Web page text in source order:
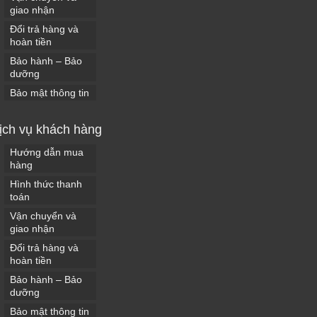
giao nhận
Đổi trả hàng và
hoàn tiền
Bảo hành – Bảo
dưỡng
Bảo mật thông tin
vụ khách hàng
Hướng dẫn mua
hàng
Hình thức thanh
toán
Vận chuyển và
giao nhận
Đổi trả hàng và
hoàn tiền
Bảo hành – Bảo
dưỡng
Bảo mật thông tin